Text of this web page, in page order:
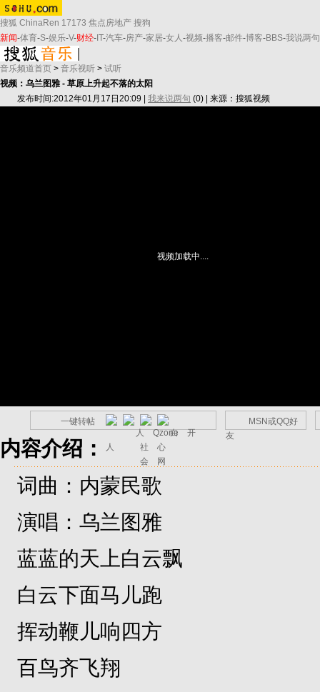
搜狐 ChinaRen 17173 焦点房地产 搜狗
新闻-体育-S-娱乐-V-财经- IT-汽车-房产-家居-女人-视频-播客-邮件-博客-BBS-我说两句
音乐频道首页 > 音乐视听 > 试听
视频：乌兰图雅 - 草原上升起不落的太阳
发布时间:2012年01月17日20:09 | 我来说两句 (0) | 来源：搜狐视频
视频加载中....
一键转帖
MSN或QQ好
友
内容介绍：
词曲：内蒙民歌
演唱：乌兰图雅
蓝蓝的天上白云飘
白云下面马儿跑
挥动鞭儿响四方
百鸟齐飞翔